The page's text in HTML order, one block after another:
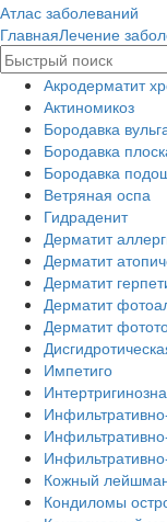
Атлас заболеваний
ГлавнаяЛечение
Акродерматит
Актиномикоз
Бородавка
Бородавка
Бородавка
Ветряная оспа
Гидраденит
Дерматит
Дерматит
Дерматит
Дерматит
Дерматит
Импетиго
Кожный
Кондиломы